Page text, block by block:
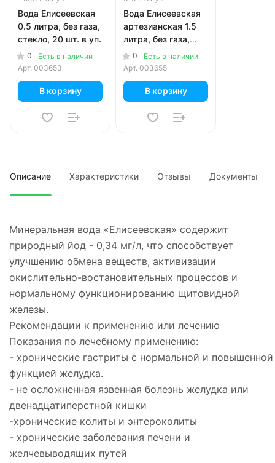
Вода Елисеевская
0.5 литра, без газа,
стекло, 20 шт. в уп.
0
Есть в наличии
Арт. 003653
В корзину
Вода Елисеевская
артезианская 1.5
литра, без газа,
пэт, 6 шт. в уп.
0
Есть в наличии
Арт. 003655
В корзину
Описание Характеристики Отзывы Документы
Минеральная вода «Елисеевская» содержит
природный йод - 0,34 мг/л, что способствует
улучшению обмена веществ, активизации
окислительно-востановительных процессов и
нормальному функционированию щитовидной
железы.
Рекомендации к применению или лечению
Показания по лечебному применению:
- хронические гастриты с нормальной и повышенной
функцией желудка.
- не осложненная язвенная болезнь желудка или
двенадцатиперстной кишки
-хронические колиты и энтероколиты
- хронические заболевания печени и
желчевыводящих путей